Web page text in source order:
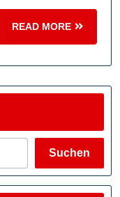
READ MORE
READ
MORE
Suchen